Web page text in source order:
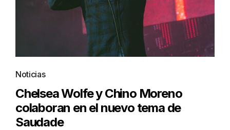
Noticias
Chelsea Wolfe y Chino Moreno
colaboran en el nuevo tema de
Saudade